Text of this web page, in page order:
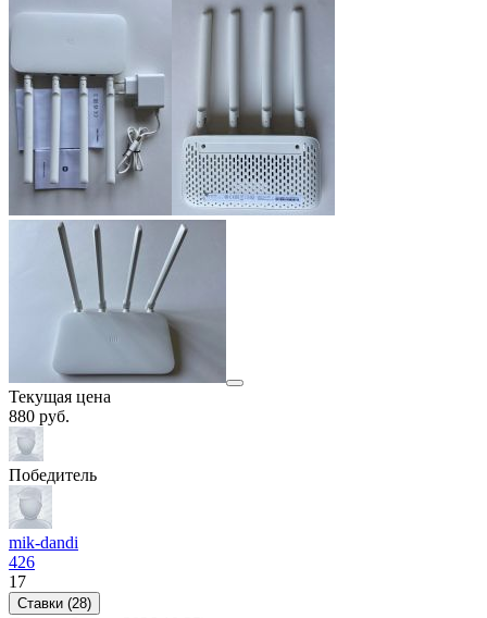
Текущая цена
880 руб.
Победитель
mik-dandi
426
17
Ставки (28)